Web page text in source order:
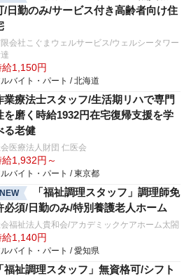
/日勤のみ/サービス付き高齢者向け住
会社こぐまウェルサービス/ウェルシータワー
給1,150円
バイト・パート / 北海道
業療法士スタッフ/生活期リハで専門
を磨く時給1932円在宅復帰支援を学
る老健
医療法人財団 仁医会
給1,932円～
バイト・パート / 東京都
NEW
「福祉調理スタッフ」調理師免
必須/日勤のみ/特別養護老人ホーム
福祉法人貴和会/アカデミックケアホーム太閤
給1,140円
バイト・パート / 愛知県
「福祉調理スタッフ」無資格可/シフト